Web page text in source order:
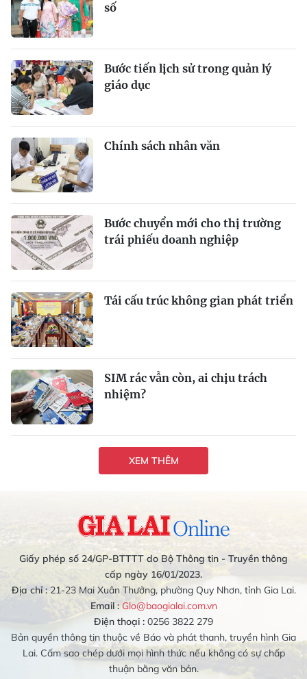
số
Bước tiến lịch sử trong quản lý
giáo dục
Chính sách nhân văn
Bước chuyển mới cho thị trường
trái phiếu doanh nghiệp
Tái cấu trúc không gian phát triển
SIM rác vẫn còn, ai chịu trách
nhiệm?
XEM THÊM
Giấy phép số 24/GP-BTTTT do Bộ Thông tin - Truyền thông
cấp ngày 16/01/2023.
Địa chỉ :21-23 Mai Xuân Thưởng, phường Quy Nhơn, tỉnh Gia Lai.
Email : Glo@baogialai.com.vn
Điện thoại : 0256 3822 279
Bản quyền thông tin thuộc về Báo và phát thanh, truyền hình Gia
Lai. Cấm sao chép dưới mọi hình thức nếu không có sự chấp
thuận bằng văn bản.